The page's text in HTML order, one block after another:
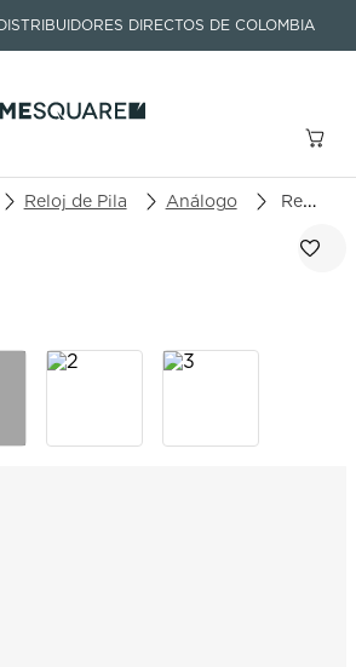
DIRECTOS DE COLOMBIA
artículo
Reloj de Pila Análogo Reloj Certina DS Action C032.251.11.041.09
TÉRMINOS MÁS BUSCADOS